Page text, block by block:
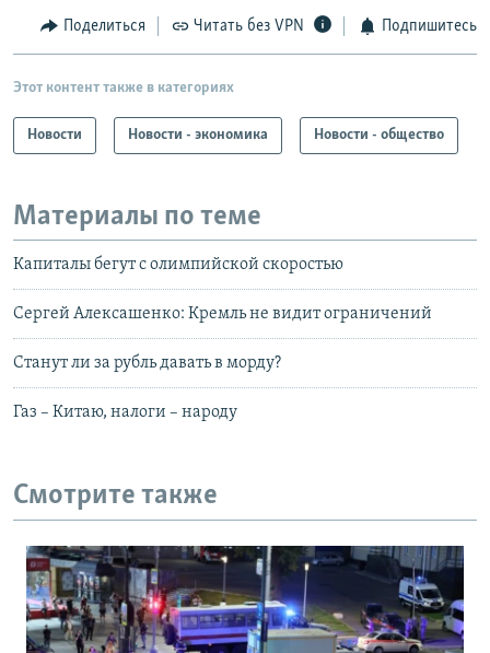
Поделиться Читать без VPN Подпишитесь
Этот контент также в категориях
Новости Новости - экономика Новости - общество
Материалы по теме
Капиталы бегут с олимпийской скоростью
Сергей Алексашенко: Кремль не видит ограничений
Станут ли за рубль давать в морду?
Газ – Китаю, налоги – народу
Смотрите также